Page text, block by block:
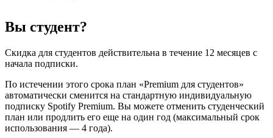
Вы студент?
Скидка для студентов действительна в течение 12 месяцев с
начала подписки.
По истечении этого срока план «Premium для студентов»
автоматически сменится на стандартную индивидуальную
подписку Spotify Premium. Вы можете отменить студенческий
план или продлить его еще на один год (максимальный срок
использования — 4 года).